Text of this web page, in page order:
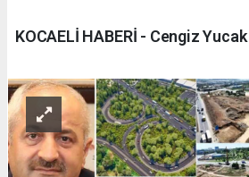
KOCAELİ HABERİ - Cengiz Yucak